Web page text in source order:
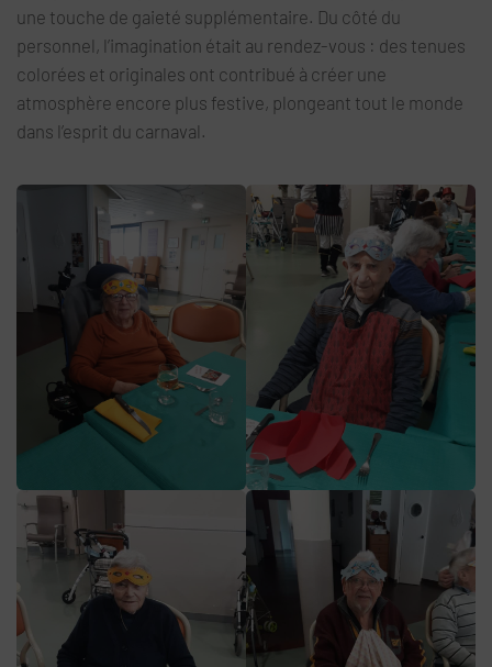
une touche de gaieté supplémentaire. Du côté du
personnel, l’imagination était au rendez-vous : des tenues
colorées et originales ont contribué à créer une
atmosphère encore plus festive, plongeant tout le monde
dans l’esprit du carnaval.